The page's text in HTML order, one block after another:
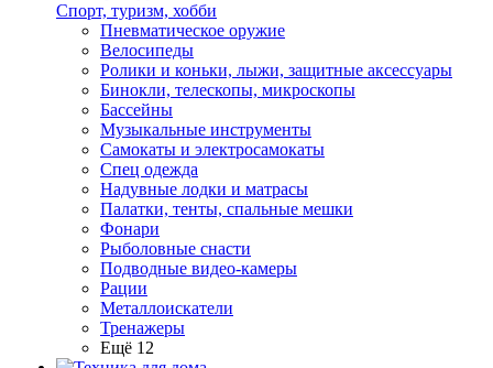
Спорт, туризм, хобби
Пневматическое оружие
Велосипеды
Ролики и коньки, лыжи, защитные аксессуары
Бинокли, телескопы, микроскопы
Бассейны
Музыкальные инструменты
Самокаты и электросамокаты
Спец одежда
Надувные лодки и матрасы
Палатки, тенты, спальные мешки
Фонари
Рыболовные снасти
Подводные видео-камеры
Рации
Металлоискатели
Тренажеры
Ещё 12